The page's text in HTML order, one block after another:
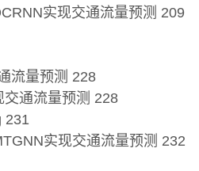
实现交通流量预测 209
流量预测 228
通流量预测 228
231
实现交通流量预测 232